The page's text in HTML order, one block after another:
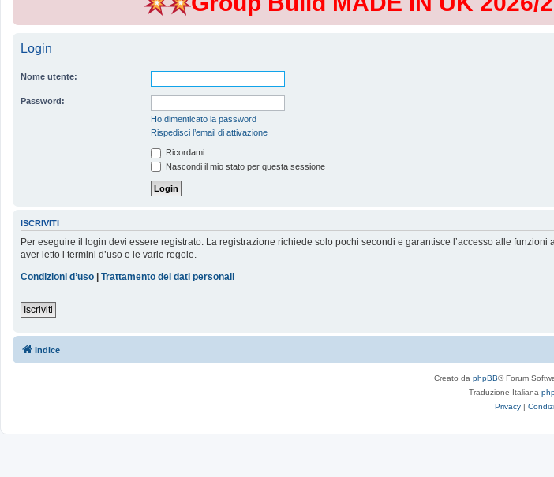
Login
Nome utente:
Password:
Ho dimenticato la password
Rispedisci l’email di attivazione
Ricordami
Nascondi il mio stato per questa sessione
ISCRIVITI
Per eseguire il login devi essere registrato. La registrazione richiede solo pochi secondi e garantisce l’accesso alle
aver letto i termini d’uso e le varie regole.
Condizioni d’uso | Trattamento dei dati personali
Iscriviti
Indice
Creato da phpBB® Forum
Traduzione Italiana
Privacy |